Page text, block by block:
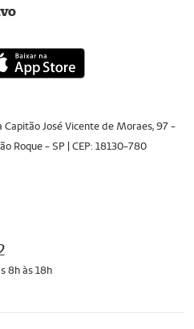
Capitão José Vicente de Moraes, 97 -
Roque - SP | CEP: 18130-780
8h às 18h